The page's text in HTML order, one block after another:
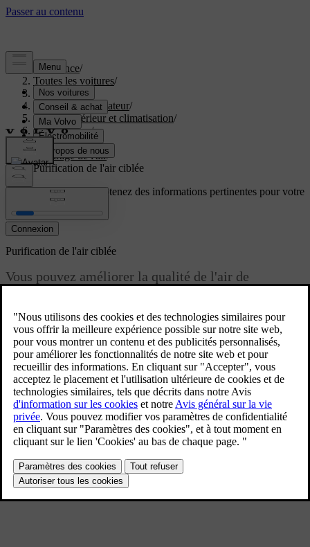
Assistance/
Toutes les voitures/
EX60 2027/
Manuel de l'utilisateur/
Confort intérieur et climatisation/
Climatisation/
Qualité de l'air/
Filtrage de l'air/
Purification de l'air ciblée
Soutien personnaliséObtenez des informations pertinentes pour votre
Connexion
Mise à jour 30.03.2026
Purification de l'air ciblée
Vous pouvez améliorer la qualité de l'air de
dans l'air.
Lorsque vous activez la purification de l'air ciblée, votre voiture
donne la priorité à la réduction des particules dans l'air entrant plutôt
qu'au confort de climatisation. Cela limite certaines des autres
fonctions de confort de climatisation. Par exemple, le régime des
ventilateurs est réduit.
La perte de confort vient du fait que le système de climatisation
lorsque plusieurs passagers se trouvent à bord de la voiture.